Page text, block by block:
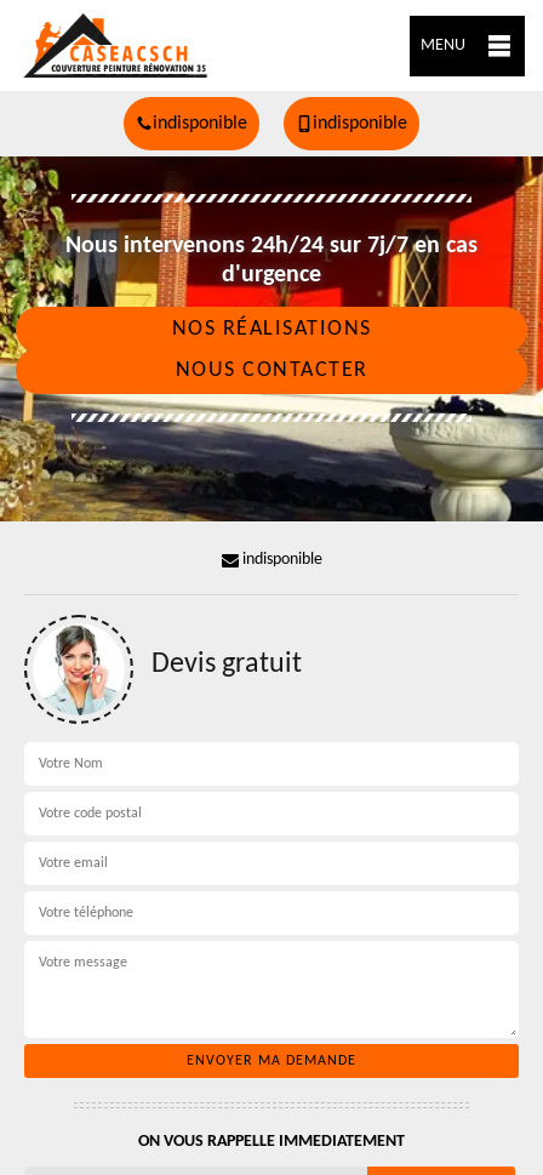
MENU
indisponible indisponible
Nous intervenons 24h/24 sur 7j/7 en cas
d'urgence
NOS RÉALISATIONS
NOUS CONTACTER
indisponible
Devis gratuit
ON VOUS RAPPELLE IMMEDIATEMENT